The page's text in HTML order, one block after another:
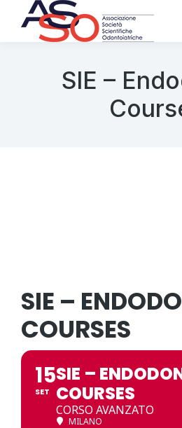
SIE –
SIE –
COURSES
15
SET
SIE –
COURSES
CORSO AVANZATO
MILANO